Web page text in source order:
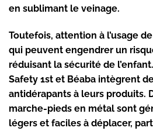
en sublimant le veinage.
Toutefois, attention à l’usage
qui peuvent engendrer un
réduisant la sécurité de
Safety 1st et Béaba intègrent
antidérapants à leurs produits.
marche-pieds en métal sont
légers et faciles à déplacer,